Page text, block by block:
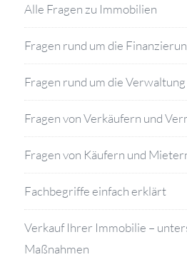
Alle Fragen zu Immobilien
Fragen rund um die
Fragen rund um die
Fragen von Verkäufern und
Fragen von Käufern und
Fachbegriffe einfach erklärt
Verkauf Ihrer Immobilie –
Maßnahmen